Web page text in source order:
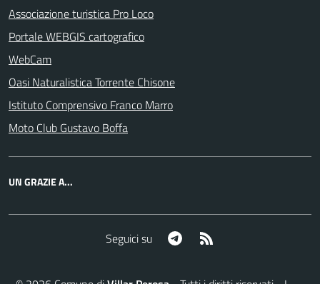
Associazione turistica Pro Loco
Portale WEBGIS cartografico
WebCam
Oasi Naturalistica Torrente Chisone
Istituto Comprensivo Franco Marro
Moto Club Gustavo Boffa
UN GRAZIE A...
Seguici su Telegram